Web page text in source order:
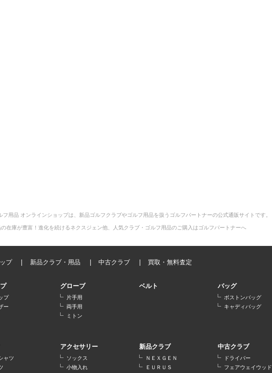
用品 オンラインショップは、新品ゴルフクラブやゴルフ用品を扱うゴルフパートナーの公式通販サイトです。
在庫が豊富！進化を続けるネクスジェン他、人気クラブ・ゴルフ用品のご購入はゴルフパートナーへ
プ 新品クラブ・用品 中古クラブ 買取・無料査定
プ
ー
グローブ
片手用
両手用
ミトン
ベルト バッグ
ボストンバッグ
キャディバッグ
ャツ
アクセサリー
ソックス
小物入れ
新品クラブ
ＮＥＸＧＥＮ
ＥＵＲＵＳ
中古クラブ
ドライバー
フェアウェイウッド